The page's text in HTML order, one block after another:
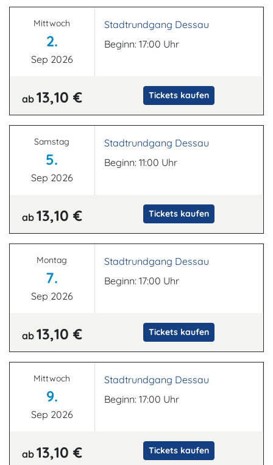
Mittwoch
2.
Sep 2026
Stadtrundgang Dessau
Beginn: 17:00 Uhr
ab 13,10 € Tickets kaufen
Samstag
5.
Sep 2026
Stadtrundgang Dessau
Beginn: 11:00 Uhr
ab 13,10 € Tickets kaufen
Montag
7.
Sep 2026
Stadtrundgang Dessau
Beginn: 17:00 Uhr
ab 13,10 € Tickets kaufen
Mittwoch
9.
Sep 2026
Stadtrundgang Dessau
Beginn: 17:00 Uhr
ab 13,10 € Tickets kaufen